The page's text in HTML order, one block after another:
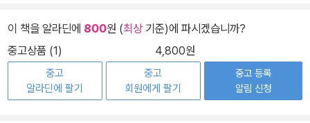
이 책을 알라딘에 800원 (최상기준)에 파시겠습니까?
중고상품 (1)
4,800원
중고
알라딘에 팔기
중고
회원에게 팔기
중고 등록
알림 신청